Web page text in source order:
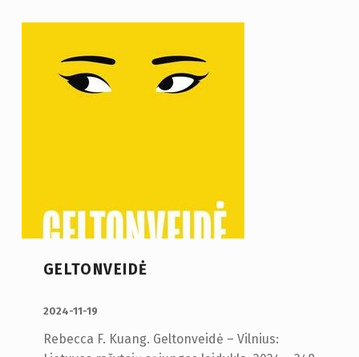
GELTONVEIDĖ
2024-11-19
Rebecca F. Kuang. Geltonveidė – Vilnius: